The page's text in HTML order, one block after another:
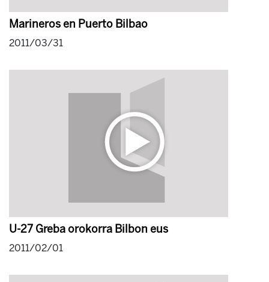
Marineros en Puerto Bilbao
2011/03/31
U-27 Greba orokorra Bilbon eus
2011/02/01